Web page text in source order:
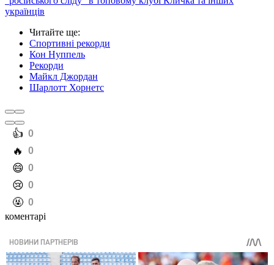
українців
Читайте ще:
Спортивні рекорди
Кон Нуппель
Рекорди
Майкл Джордан
Шарлотт Хорнетс
️👍 0
️🔥 0
️😄 0
️😢 0
️🤬 0
коментарі